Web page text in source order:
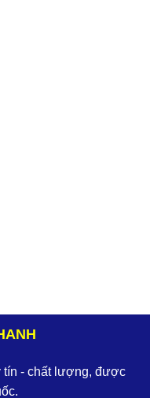
tín - chất lượng, được